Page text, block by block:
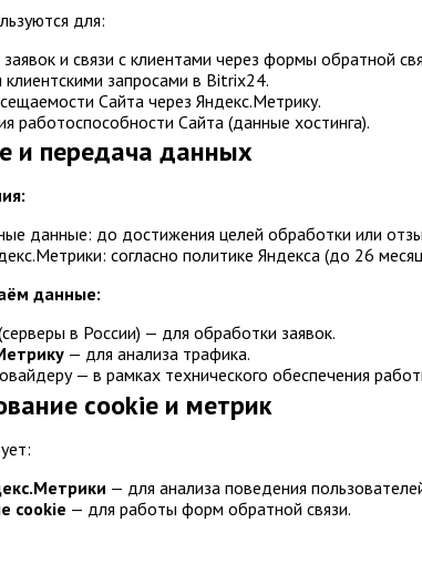
для:
и связи с клиентами через формы обратной
клиентскими запросами в Bitrix24.
Сайта через Яндекс.Метрику.
работоспособности Сайта (данные хостинга).
и передача данных
данные: до достижения целей обработки или
согласно политике Яндекса (до 26
данные:
в России) — для обработки заявок.
— для анализа трафика.
— в рамках технического обеспечения
cookie и метрик
— для анализа поведения
cookie — для работы форм обратной связи.